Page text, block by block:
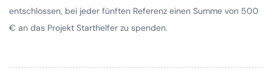
entschlossen, bei jeder fünften Referenz einen Summe von 500
€ an das Projekt Starthelfer zu spenden.